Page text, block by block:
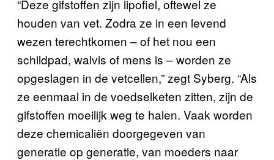
“Deze gifstoffen zijn lipofiel, oftewel ze
houden van vet. Zodra ze in een levend
wezen terechtkomen – of het nou een
schildpad, walvis of mens is – worden ze
opgeslagen in de vetcellen,” zegt Syberg. “Als
ze eenmaal in de voedselketen zitten, zijn de
gifstoffen moeilijk weg te halen. Vaak worden
deze chemicaliën doorgegeven van
generatie op generatie, van moeders naar